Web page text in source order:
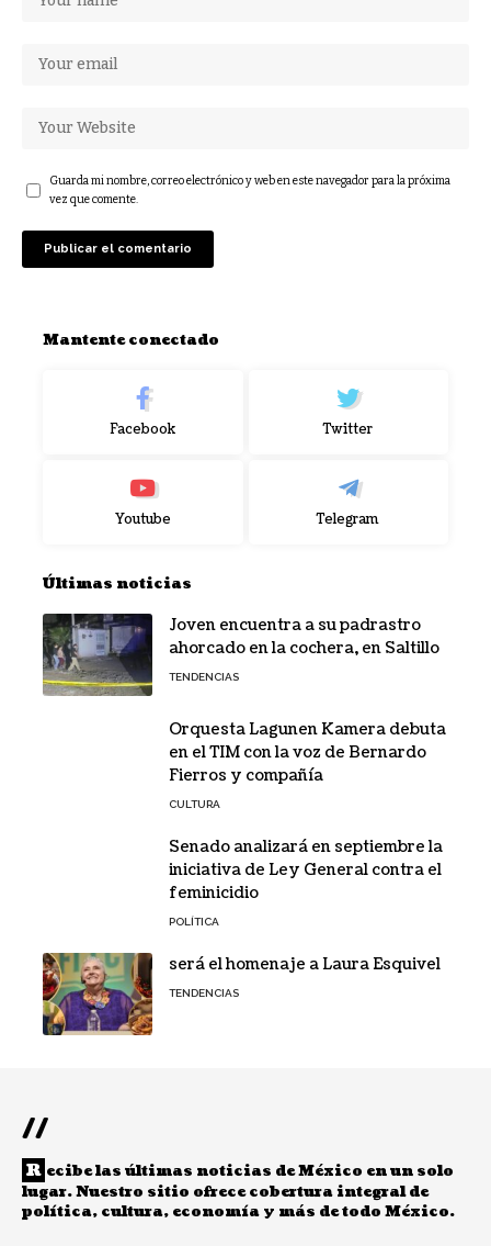
Guarda mi nombre, correo electrónico y web en este navegador para la próxima
vez que comente.
Mantente conectado
Facebook Twitter
Youtube Telegram
Últimas noticias
Joven encuentra a su padrastro
ahorcado en la cochera, en Saltillo
TENDENCIAS
Orquesta Lagunen Kamera debuta
en el TIM con la voz de Bernardo
Fierros y compañía
CULTURA
Senado analizará en septiembre la
iniciativa de Ley General contra el
feminicidio
POLÍTICA
será el homenaje a Laura Esquivel
TENDENCIAS
//
R ecibe las últimas noticias de México en un solo
lugar. Nuestro sitio ofrece cobertura integral de
política, cultura, economía y más de todo México.